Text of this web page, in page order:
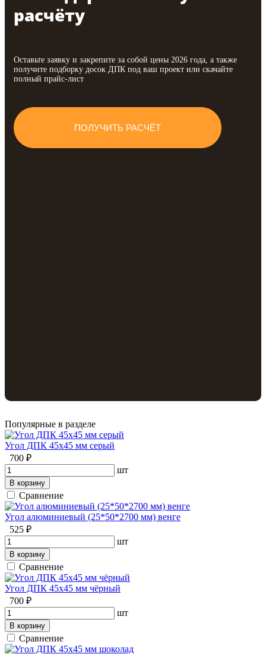
расчёту
Оставьте заявку и закрепите за собой цены 2026 года, а также
получите подборку досок ДПК под ваш проект или скачайте
полный прайс-лист
ПОЛУЧИТЬ РАСЧЁТ
Популярные в разделе
Угол ДПК 45x45 мм серый
700 ₽
шт
В корзину
Сравнение
Угол алюминиевый (25*50*2700 мм) венге
525 ₽
шт
В корзину
Сравнение
Угол ДПК 45x45 мм чёрный
700 ₽
шт
В корзину
Сравнение